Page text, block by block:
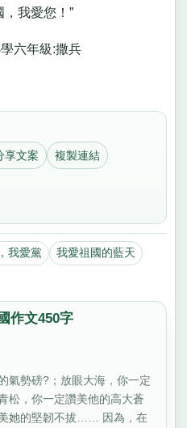
我愛您！”
六年級:撒兵
享文案 複製連結
我愛黨
我愛祖國的藍天
作文450字
氣勢磅?；放眼大海，你一定
松，你一定讚美他的高大蒼
她的堅韌不拔…… 因為，在